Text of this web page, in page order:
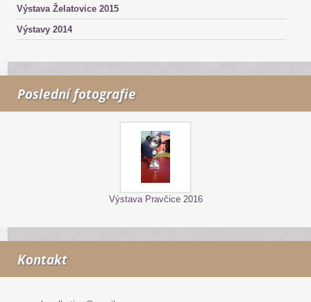
Výstava Želatovice 2015
Výstavy 2014
Poslední fotografie
Výstava Pravčice 2016
Kontakt